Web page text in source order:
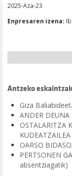
2025-Aza-23
Enpresaren izena:
Antzeko eskaintzak
Giza
ANDER
OSTALARITZA
KUDEATZAILEA
OARSO
PERTSONEN
absentziagatik)